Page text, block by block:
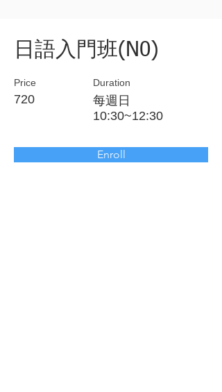
日語入門班(N0)
Price
720
Duration
每週日
10:30~12:30
Enroll